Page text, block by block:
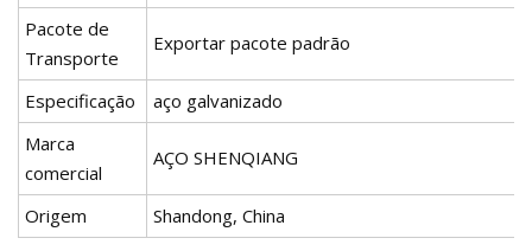
Pacote de
Transporte
Exportar pacote padrão
Especificação
aço galvanizado
Marca
comercial
AÇO SHENQIANG
Origem Shandong, China